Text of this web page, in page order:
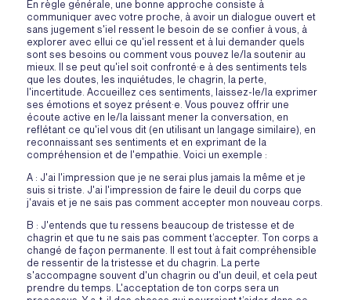
En règle générale, une bonne approche consiste à
communiquer avec votre proche, à avoir un dialogue ouvert et
sans jugement s'iel ressent le besoin de se confier à vous, à
explorer avec ellui ce qu'iel ressent et à lui demander quels
sont ses besoins ou comment vous pouvez le/la soutenir au
mieux. Il se peut qu'iel soit confronté·e à des sentiments tels
que les doutes, les inquiétudes, le chagrin, la perte,
l'incertitude. Accueillez ces sentiments, laissez-le/la exprimer
ses émotions et soyez présent·e. Vous pouvez offrir une
écoute active en le/la laissant mener la conversation, en
reflétant ce qu'iel vous dit (en utilisant un langage similaire), en
reconnaissant ses sentiments et en exprimant de la
compréhension et de l'empathie. Voici un exemple :
A : J'ai l'impression que je ne serai plus jamais la même et je
suis si triste. J'ai l'impression de faire le deuil du corps que
j'avais et je ne sais pas comment accepter mon nouveau corps.
B : J'entends que tu ressens beaucoup de tristesse et de
chagrin et que tu ne sais pas comment t’accepter. Ton corps a
changé de façon permanente. Il est tout à fait compréhensible
de ressentir de la tristesse et du chagrin. La perte
s'accompagne souvent d'un chagrin ou d'un deuil, et cela peut
prendre du temps. L'acceptation de ton corps sera un